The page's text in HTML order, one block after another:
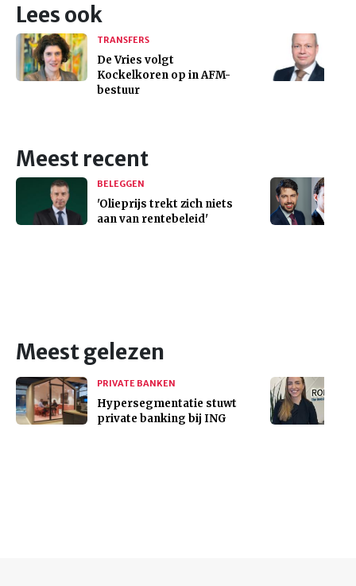
Lees ook
TRANSFERS
De Vries volgt
Kockelkoren op in AFM-
bestuur
Meest recent
BELEGGEN
'Olieprijs trekt zich niets
aan van rentebeleid'
Meest gelezen
PRIVATE BANKEN
Hypersegmentatie stuwt
private banking bij ING